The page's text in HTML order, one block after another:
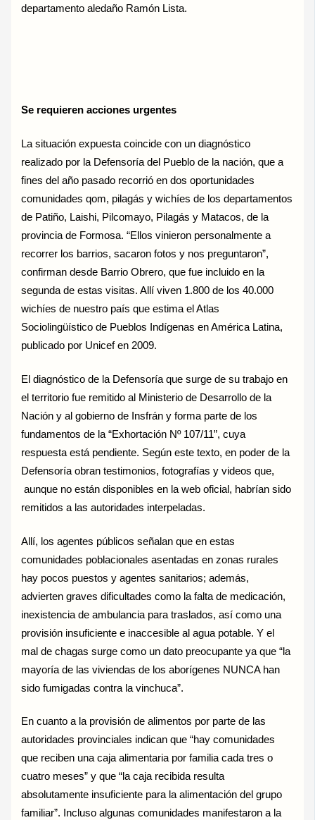
departamento aledaño Ramón Lista.
Se requieren acciones urgentes
La situación expuesta coincide con un diagnóstico
realizado por la Defensoría del Pueblo de la nación, que a
fines del año pasado recorrió en dos oportunidades
comunidades qom, pilagás y wichíes de los departamentos
de Patiño, Laishi, Pilcomayo, Pilagás y Matacos, de la
provincia de Formosa. “Ellos vinieron personalmente a
recorrer los barrios, sacaron fotos y nos preguntaron”,
confirman desde Barrio Obrero, que fue incluido en la
segunda de estas visitas. Allí viven 1.800 de los 40.000
wichíes de nuestro país que estima el Atlas
Sociolingüístico de Pueblos Indígenas en América Latina,
publicado por Unicef en 2009.
El diagnóstico de la Defensoría que surge de su trabajo en
el territorio fue remitido al Ministerio de Desarrollo de la
Nación y al gobierno de Insfrán y forma parte de los
fundamentos de la “Exhortación Nº 107/11”, cuya
respuesta está pendiente. Según este texto, en poder de la
Defensoría obran testimonios, fotografías y videos que,
aunque no están disponibles en la web oficial, habrían sido
remitidos a las autoridades interpeladas.
Allí, los agentes públicos señalan que en estas
comunidades poblacionales asentadas en zonas rurales
hay pocos puestos y agentes sanitarios; además,
advierten graves dificultades como la falta de medicación,
inexistencia de ambulancia para traslados, así como una
provisión insuficiente e inaccesible al agua potable. Y el
mal de chagas surge como un dato preocupante ya que “la
mayoría de las viviendas de los aborígenes NUNCA han
sido fumigadas contra la vinchuca”.
En cuanto a la provisión de alimentos por parte de las
autoridades provinciales indican que “hay comunidades
que reciben una caja alimentaria por familia cada tres o
cuatro meses” y que “la caja recibida resulta
absolutamente insuficiente para la alimentación del grupo
familiar”. Incluso algunas comunidades manifestaron a la